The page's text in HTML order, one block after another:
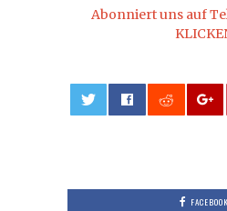
Abonniert uns auf
FACEBOOK